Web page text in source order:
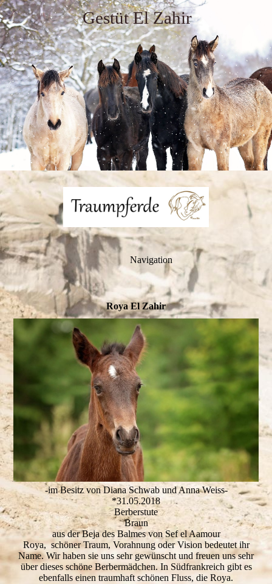
Gestüt El Zahir
Navigation
Roya El Zahir
-im Besitz von Diana Schwab und Anna Weiss-
*31.05.2018
Berberstute
Braun
aus der Beja des Balmes von Sef el Aamour
Roya, schöner Traum, Vorahnung oder Vision bedeutet ihr
Name. Wir haben sie uns sehr gewünscht und freuen uns sehr
über dieses schöne Berbermädchen. In Südfrankreich gibt es
ebenfalls einen traumhaft schönen Fluss, die Roya.